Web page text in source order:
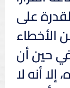
على
الأخطاء
حين أن
أنه لا